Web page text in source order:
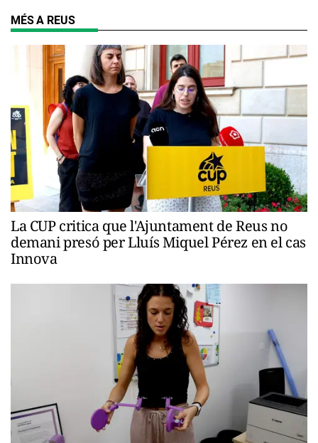
MÉS A REUS
La CUP critica que l'Ajuntament de Reus no
demani presó per Lluís Miquel Pérez en el cas
Innova